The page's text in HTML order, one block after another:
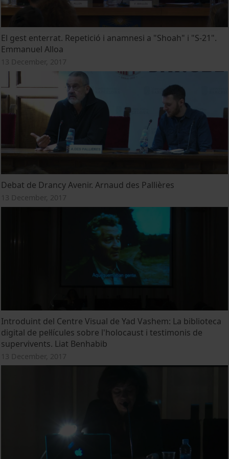
El gest enterrat. Repetició i anamnesi a "Shoah" i "S-21".
Emmanuel Alloa
13 December, 2017
Debat de Drancy Avenir. Arnaud des Pallières
13 December, 2017
Introduint del Centre Visual de Yad Vashem: La biblioteca
digital de pel·lícules sobre l'holocaust i testimonis de
supervivents. Liat Benhabib
13 December, 2017